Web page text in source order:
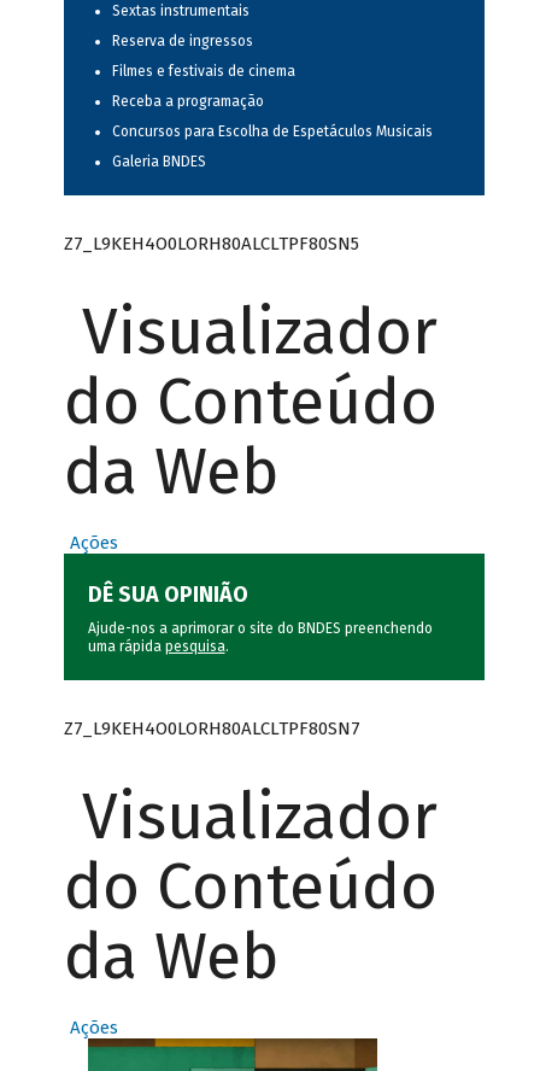
Sextas instrumentais
Reserva de ingressos
Filmes e festivais de cinema
Receba a programação
Concursos para Escolha de Espetáculos Musicais
Galeria BNDES
Z7_L9KEH4O0LORH80ALCLTPF80SN5
Visualizador
do Conteúdo
da Web
Ações
DÊ SUA OPINIÃO
Ajude-nos a aprimorar o site do BNDES preenchendo
uma rápida pesquisa.
Z7_L9KEH4O0LORH80ALCLTPF80SN7
Visualizador
do Conteúdo
da Web
Ações